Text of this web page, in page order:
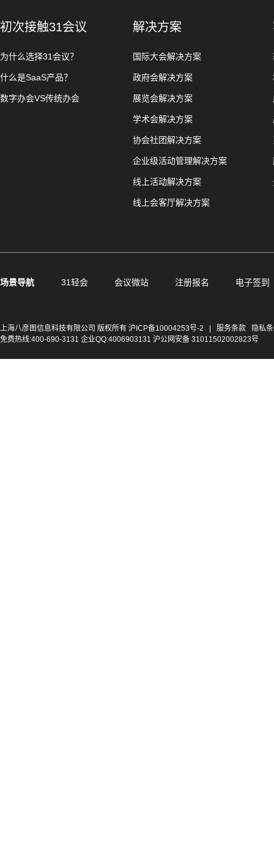
初次接触31会议
为什么选择31会议？
什么是SaaS产品？
数字办会VS传统办会
解决方案
国际大会解决方案
政府会解决方案
展览会解决方案
学术会解决方案
协会社团解决方案
企业级活动管理解决方案
线上活动解决方案
线上会客厅解决方案
场景导航 31轻会 会议微站 注册报名 电子签到
上海八彦图信息科技有限公司 版权所有 沪ICP备10004253号-2 服务条款
隐私
免费热线:400-690-3131 企业QQ:4006903131 沪公网安备 31011502002823号